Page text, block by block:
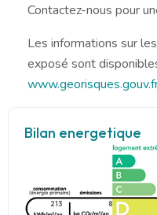
Contactez-nous pour
Les informations sur
exposé sont
Bilan energetique
213 8